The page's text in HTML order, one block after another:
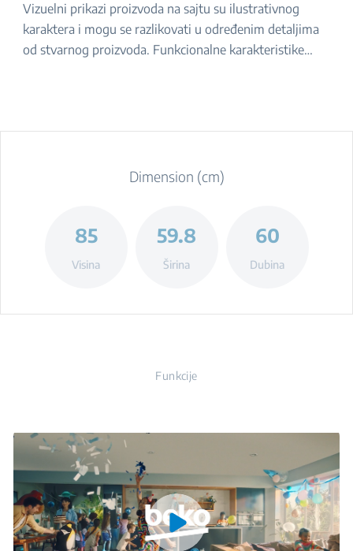
Vizuelni prikazi proizvoda na sajtu su ilustrativnog
karaktera i mogu se razlikovati u određenim detaljima
od stvarnog proizvoda. Funkcionalne karakteristike
Dimension (cm)
85
Visina
59.8
Širina
60
Dubina
Funkcije